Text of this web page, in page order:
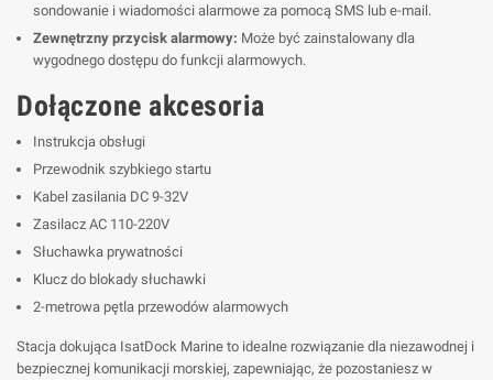
sondowanie i wiadomości alarmowe za pomocą SMS lub e-mail.
Zewnętrzny przycisk alarmowy: Może być zainstalowany dla
wygodnego dostępu do funkcji alarmowych.
Dołączone akcesoria
Instrukcja obsługi
Przewodnik szybkiego startu
Kabel zasilania DC 9-32V
Zasilacz AC 110-220V
Słuchawka prywatności
Klucz do blokady słuchawki
2-metrowa pętla przewodów alarmowych
Stacja dokująca IsatDock Marine to idealne rozwiązanie dla niezawodnej i
bezpiecznej komunikacji morskiej, zapewniając, że pozostaniesz w